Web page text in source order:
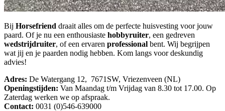
Bij Horsefriend draait alles om de perfecte huisvesting voor jouw
paard. Of je nu een enthousiaste hobbyruiter, een gedreven
wedstrijdruiter, of een ervaren professional bent. Wij begrijpen
wat jij en je paarden nodig hebben. Kom langs voor deskundig
advies!
Adres: De Watergang 12, 7671SW, Vriezenveen (NL)
Openingstijden: Van Maandag t/m Vrijdag van 8.30 tot 17.00. Op
Zaterdag werken we op afspraak.
Contact: 0031 (0)546-639000